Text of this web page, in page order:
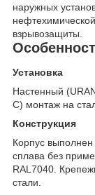
наружных
взрывозащиты.
Установка
Настенный
C) монтаж на
Конструкция
Корпус
сплава без
RAL7040.
стали.